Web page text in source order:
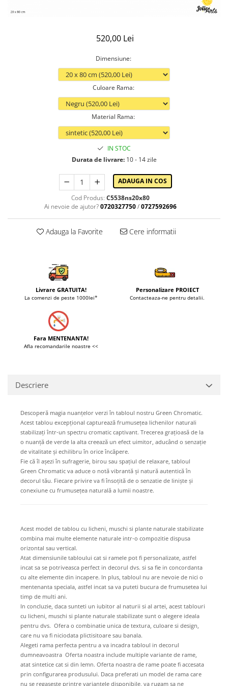
520,00 Lei
Dimensiune:
Culoare Rama:
Material Rama:
IN STOC
Durata de livrare:10 - 14 zile
ADAUGA IN COS
Cod Produs: C5538ns20x80
Ai nevoie de ajutor? 0720327750 /0727592696
Adauga la Favorite Cere informatii
Livrare GRATUITA!
La comenzi de peste 1000lei*
Personalizare PROIECT
Contacteaza-ne pentru detalii.
Fara MENTENANTA!
Afla recomandarile noastre <<
Descriere
Descoperă magia nuanțelor verzi în tabloul nostru Green Chromatic.
Acest tablou excepțional capturează frumusețea lichenilor naturali
stabilizați într-un spectru cromatic captivant. Trecerea grațioasă de la
o nuanță de verde la alta creează un efect uimitor, aducând o senzație
de vitalitate și echilibru în orice încăpere.
Fie că îl așezi în sufragerie, birou sau spațiul de relaxare, tabloul
Green Chromatic va aduce o notă vibrantă și natură autentică în
decorul tău. Fiecare privire va fi însoțită de o senzatie de liniște și
conexiune cu frumusețea naturală a lumii noastre.
Acest model de tablou cu licheni, muschi si plante naturale stabilizate
combina mai multe elemente naturale intr-o compozitie dispusa
orizontal sau vertical.
Atat dimensiunile tabloului cat si ramele pot fi personalizate, astfel
incat sa se potriveasca perfect in decorul dvs. si sa fie in concordanta
cu alte elemente din incapere. In plus, tabloul nu are nevoie de nici o
mentenanta speciala, astfel incat sa va puteti bucura de frumusetea lui
timp de multi ani.
In concluzie, daca sunteti un iubitor al naturii si al artei, acest tablouri
cu licheni, muschi si plante naturale stabilizate sunt o alegere ideala
pentru dvs. Ofera o combinatie unica de textura, culoare si design,
care nu va fi niciodata plictisitoare sau banala.
Alegeti rama perfecta pentru a va incadra tabloul in decorul
dumneavoastra Oferta noastra include multiple variante de rame,
atat sintetice cat si din lemn. Oferta noastra de rame poate fi accesata
prin configurarea produsului. Daca preferati un model de rama care
nu se regaseste printre variantele disponibile, va rugam sa ne